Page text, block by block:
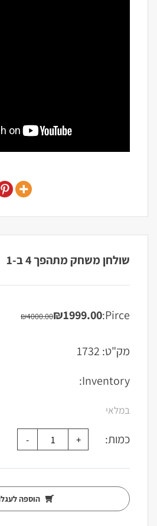
שולחן משחק מתהפך 4 ב-1
Pirce:
₪4000.00
המחיר
היה:
₪4000.00.
₪1999.00
המחיר
הוא:
₪1999.00.
מק"ט: 1732
Inventory:
במלאי
כמות:
הוספה